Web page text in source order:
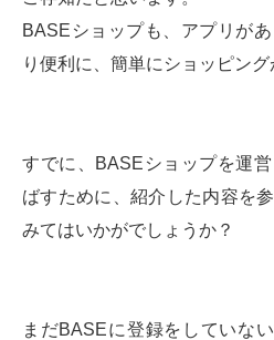
BASEショップも、アプリが
り便利に、簡単にショッピング
すでに、BASEショップを運
ばすために、紹介した内容を
みてはいかがでしょうか？
まだBASEに登録をしていな